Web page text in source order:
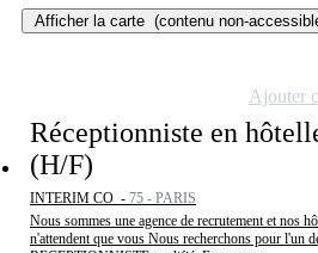
Afficher la carte (contenu non-
Réceptionniste en
(H/F)
INTERIM CO - 75 - PARIS
Nous sommes une agence de recrutement et nos
n'attendent que vous Nous recherchons pour l'un
Ajouter